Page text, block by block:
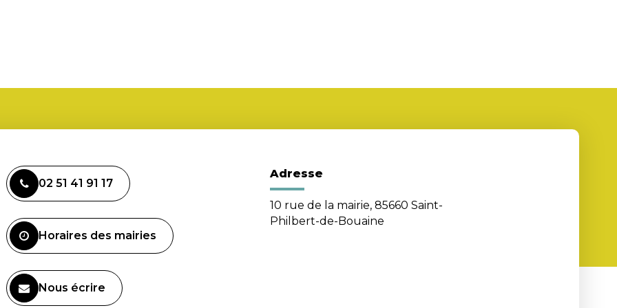
02 51 41 91 17
Horaires des mairies
Nous écrire
Adresse
10 rue de la mairie, 85660 Saint-
Philbert-de-Bouaine